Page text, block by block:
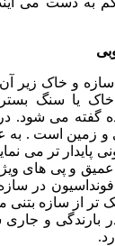
و خاک زیر آن
یا سنگ
گفته می شود.
و زمین است . به
پایدار تر می
و پی های
در
تر از سازه
بارندگی و